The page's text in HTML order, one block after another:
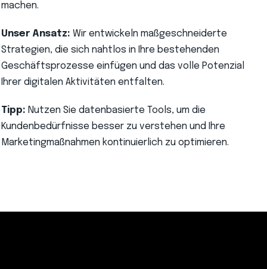
machen.
Unser Ansatz: Wir entwickeln maßgeschneiderte
Strategien, die sich nahtlos in Ihre bestehenden
Geschäftsprozesse einfügen und das volle Potenzial
Ihrer digitalen Aktivitäten entfalten.
Tipp: Nutzen Sie datenbasierte Tools, um die
Kundenbedürfnisse besser zu verstehen und Ihre
Marketingmaßnahmen kontinuierlich zu optimieren.